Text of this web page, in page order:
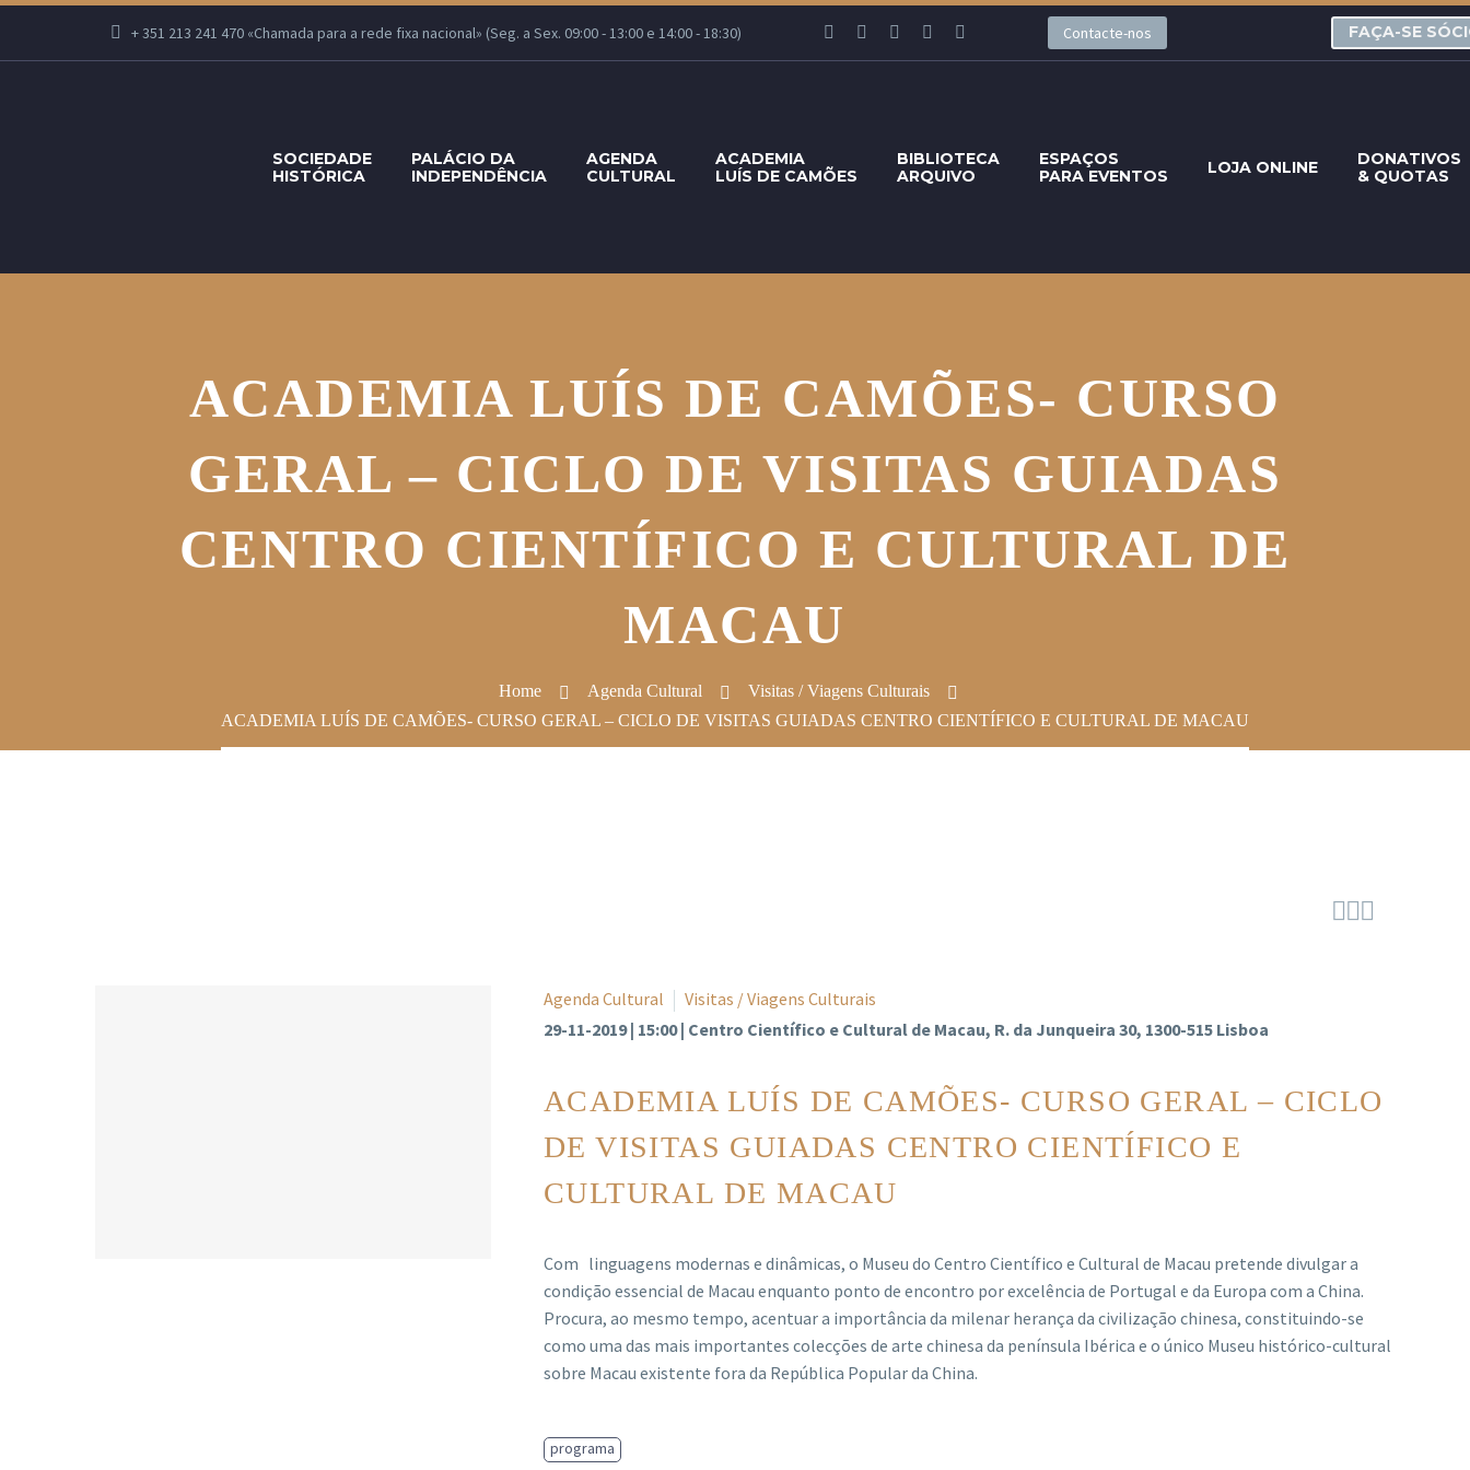
+ 351 213 241 470 «Chamada para a rede fixa nacional» (Seg. a Sex. 09:00 - 13:00 e 14:00 - 18:30) Contacte-nos FAÇA-SE
SOCIEDADE
HISTÓRICA
PALÁCIO DA
INDEPENDÊNCIA
AGENDA
CULTURAL
ACADEMIA
LUÍS DE CAMÕES
BIBLIOTECA
ARQUIVO
ESPAÇOS
PARA EVENTOS
LOJA ONLINE
DONATIVOS
& QUOTAS
ACADEMIA LUÍS DE CAMÕES- CURSO
GERAL – CICLO DE VISITAS GUIADAS
CENTRO CIENTÍFICO E CULTURAL DE
MACAU
Home Agenda Cultural
Visitas / Viagens Culturais
ACADEMIA LUÍS DE CAMÕES- CURSO GERAL – CICLO DE VISITAS GUIADAS CENTRO CIENTÍFICO E CULTURAL DE MACAU

Agenda Cultural
Visitas / Viagens Culturais
29-11-2019 | 15:00 | Centro Científico e Cultural de Macau, R. da Junqueira 30, 1300-515 Lisboa
ACADEMIA LUÍS DE CAMÕES- CURSO GERAL – CICLO
DE VISITAS GUIADAS CENTRO CIENTÍFICO E
CULTURAL DE MACAU
Com linguagens modernas e dinâmicas, o Museu do Centro Científico e Cultural de Macau pretende divulgar a
condição essencial de Macau enquanto ponto de encontro por excelência de Portugal e da Europa com a China.
Procura, ao mesmo tempo, acentuar a importância da milenar herança da civilização chinesa, constituindo-se
como uma das mais importantes colecções de arte chinesa da península Ibérica e o único Museu histórico-cultural
sobre Macau existente fora da República Popular da China.
programa